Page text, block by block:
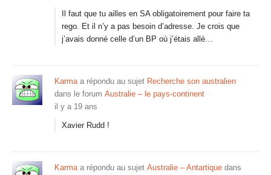
Il faut que tu ailles en SA obligatoirement pour faire ta
rego. Et il n’y a pas besoin d’adresse. Je crois que
j’avais donné celle d’un BP où j’étais allé…
Karmaa répondu au sujet Recherche son australien
dans le forum Australie – le pays-continent
il y a 19 ans
Xavier Rudd !
Karmaa répondu au sujet Australie – Antartique dans